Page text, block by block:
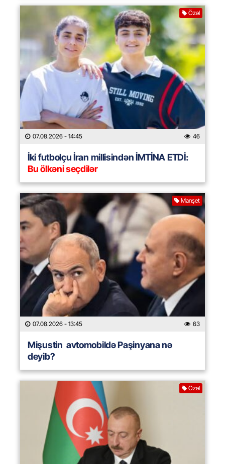
Özəl
07.08.2026 - 14:45 46
İki futbolçu İran millisindən İMTİNA ETDİ:
Bu ölkəni seçdilər
Manşet
07.08.2026 - 13:45 63
Mişustin avtomobildə Paşinyana nə
deyib?
Özəl